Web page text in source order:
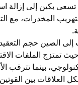
بكين إلى إزالة
المخدرات، مع
الصين حجم
حيث تمتزج الملفات
بينما تترقب
بين القوتين